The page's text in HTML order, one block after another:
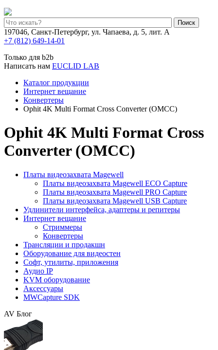
Поиск
197046, Санкт-Петербург, ул. Чапаева, д. 5, лит. А
+7 (812) 649-14-01
Только для b2b
Написать нам EUCLID LAB
Каталог продукции
Интернет вещание
Конвертеры
Ophit 4K Multi Format Cross Converter (OMCC)
Ophit 4K Multi Format Cross
Converter (OMCC)
Платы видеозахвата Magewell
Платы видеозахвата Magewell ECO Capture
Платы видеозахвата Magewell PRO Capture
Платы видеозахвата Magewell USB Capture
Удлинители интерфейса, адаптеры и репитеры
Интернет вещание
Стриммеры
Конвертеры
Трансляции и продакшн
Оборудование для видеостен
Софт, утилиты, приложения
Аудио IP
KVM оборудование
Аксессуары
MWCapture SDK
AV Блог